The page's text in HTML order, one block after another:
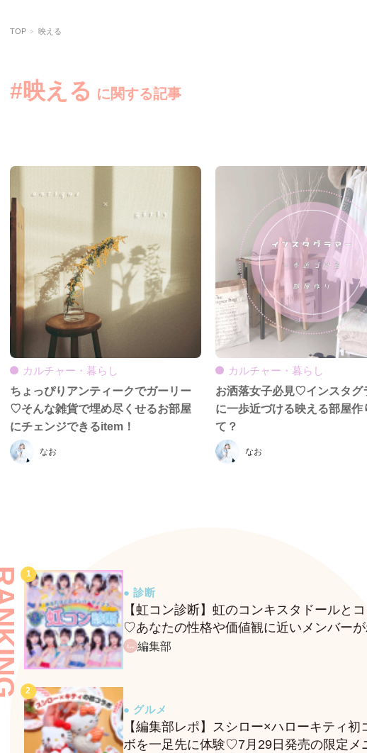
TOP 映える
#映える に関する記事
なお
カルチャー・暮らし
ちょっぴりアンティークでガーリー
♡そんな雑貨で埋め尽くせるお部屋
にチェンジできるitem！
なお
カルチャー・暮らし
お洒落女子必見♡インスタグ
に一歩近づける映える部屋作
て？
● 診断
【虹コン診断】虹のコンキスタドールと
♡あなたの性格や価値観に近いメンバー
る、fasmeの新診断がスタート！
編集部
● グルメ
【編集部レポ】スシロー×ハローキティ初
ボを一足先に体験♡7月29日発売の限定メ